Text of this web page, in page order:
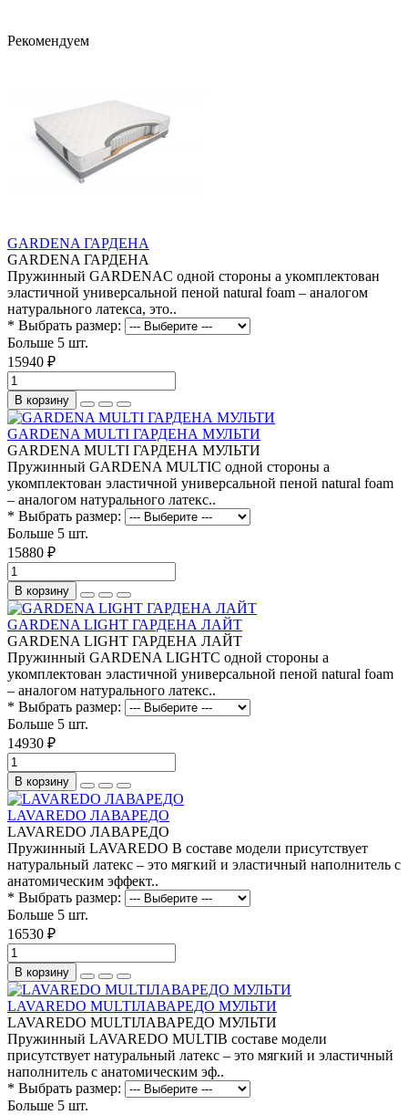
Рекомендуем
GARDENA ГАРДЕНА
GARDENA ГАРДЕНА
Пружинный GARDENAС одной стороны а укомплектован
эластичной универсальной пеной natural foam – аналогом
натурального латекса, это..
* Выбрать размер:
Больше 5 шт.
15940 ₽
В корзину
GARDENA MULTI ГАРДЕНА МУЛЬТИ
GARDENA MULTI ГАРДЕНА МУЛЬТИ
Пружинный GARDENA MULTIС одной стороны а
укомплектован эластичной универсальной пеной natural foam
– аналогом натурального латекс..
* Выбрать размер:
Больше 5 шт.
15880 ₽
В корзину
GARDENA LIGHT ГАРДЕНА ЛАЙТ
GARDENA LIGHT ГАРДЕНА ЛАЙТ
Пружинный GARDENA LIGHTС одной стороны а
укомплектован эластичной универсальной пеной natural foam
– аналогом натурального латекс..
* Выбрать размер:
Больше 5 шт.
14930 ₽
В корзину
LAVAREDO ЛАВАРЕДО
LAVAREDO ЛАВАРЕДО
Пружинный LAVAREDO В составе модели присутствует
натуральный латекс – это мягкий и эластичный наполнитель с
анатомическим эффект..
* Выбрать размер:
Больше 5 шт.
16530 ₽
В корзину
LAVAREDO MULTIЛАВАРЕДО МУЛЬТИ
LAVAREDO MULTIЛАВАРЕДО МУЛЬТИ
Пружинный LAVAREDO MULTIВ составе модели
присутствует натуральный латекс – это мягкий и эластичный
наполнитель с анатомическим эф..
* Выбрать размер:
Больше 5 шт.